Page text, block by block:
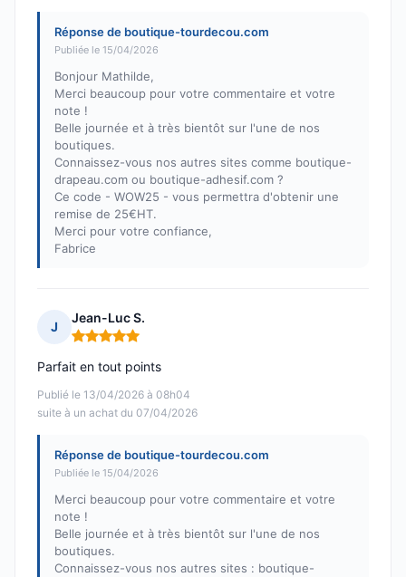
Réponse de boutique-tourdecou.com
Publiée le 15/04/2026
Bonjour Mathilde,
Merci beaucoup pour votre commentaire et votre
note !
Belle journée et à très bientôt sur l'une de nos
boutiques.
Connaissez-vous nos autres sites comme boutique-
drapeau.com ou boutique-adhesif.com ?
Ce code - WOW25 - vous permettra d'obtenir une
remise de 25€HT.
Merci pour votre confiance,
Fabrice
J
Jean-Luc S.
Note : 5 sur 5
Publié le 13/04/2026 à 08h04
suite à un achat du 07/04/2026
Parfait en tout points
Réponse de boutique-tourdecou.com
Publiée le 15/04/2026
Merci beaucoup pour votre commentaire et votre
note !
Belle journée et à très bientôt sur l'une de nos
boutiques.
Connaissez-vous nos autres sites : boutique-